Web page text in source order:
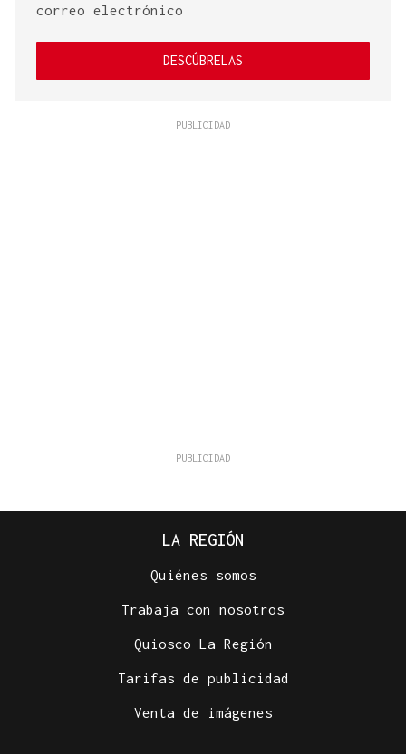
correo electrónico
DESCÚBRELAS
LA REGIÓN
Quiénes somos
Trabaja con nosotros
Quiosco La Región
Tarifas de publicidad
Venta de imágenes